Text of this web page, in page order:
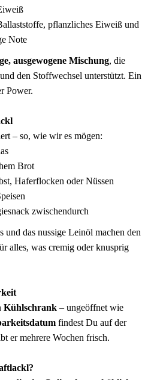
pflanzliches Eiweiß und
Note
ausgewogene Mischung, die
den Stoffwechsel unterstützt. Ein
Power.
– so, wie wir es mögen:
Brot
Haferflocken oder Nüssen
zwischendurch
und das nussige Leinöl machen den
alles, was cremig oder knusprig
Kühlschrank – ungeöffnet wie
findest Du auf der
er mehrere Wochen frisch.